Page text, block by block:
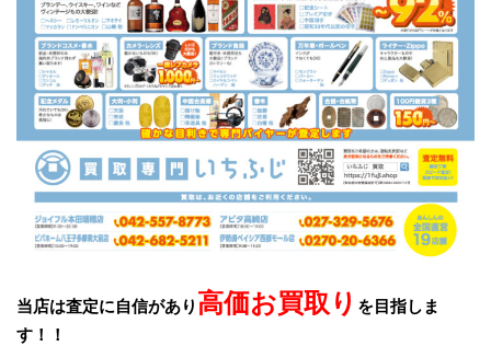
当店は査定に自信があり 高価お買取り を目指しま
す！！